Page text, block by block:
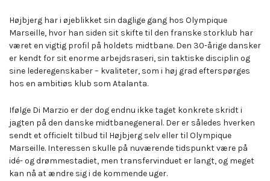
Højbjerg har i øjeblikket sin daglige gang hos Olympique
Marseille, hvor han siden sit skifte til den franske storklub har
været en vigtig profil på holdets midtbane. Den 30-årige dansker
er kendt for sit enorme arbejdsraseri, sin taktiske disciplin og
sine lederegenskaber – kvaliteter, som i høj grad efterspørges
hos en ambitiøs klub som Atalanta.
Ifølge Di Marzio er der dog endnu ikke taget konkrete skridt i
jagten på den danske midtbanegeneral. Der er således hverken
sendt et officielt tilbud til Højbjerg selv eller til Olympique
Marseille. Interessen skulle på nuværende tidspunkt være på
idé- og drømmestadiet, men transfervinduet er langt, og meget
kan nå at ændre sig i de kommende uger.